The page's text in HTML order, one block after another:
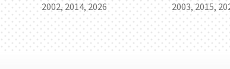
2002, 2014, 2026
2003, 2015,